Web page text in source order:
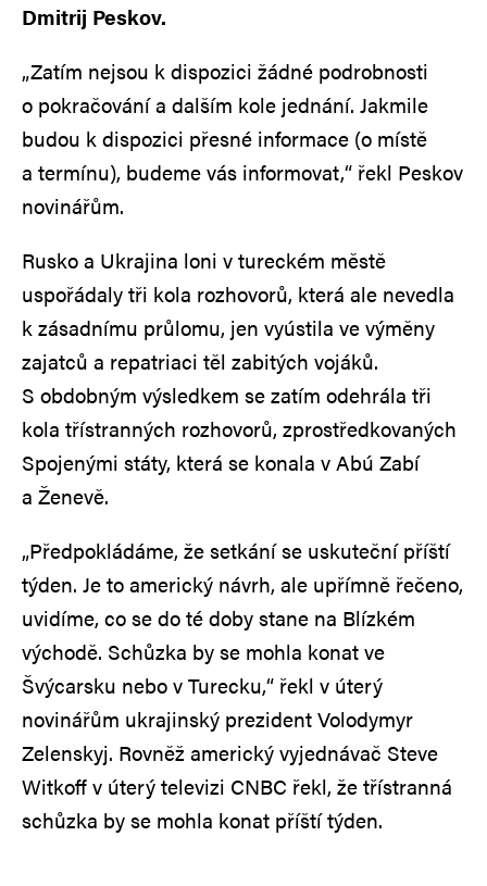
Dmitrij Peskov.
„Zatím nejsou k dispozici žádné podrobnosti
o pokračování a dalším kole jednání. Jakmile
budou k dispozici přesné informace (o místě
a termínu), budeme vás informovat,“ řekl Peskov
novinářům.
Rusko a Ukrajina loni v tureckém městě
uspořádaly tři kola rozhovorů, která ale nevedla
k zásadnímu průlomu, jen vyústila ve výměny
zajatců a repatriaci těl zabitých vojáků.
S obdobným výsledkem se zatím odehrála tři
kola třístranných rozhovorů, zprostředkovaných
Spojenými státy, která se konala v Abú Zabí
a Ženevě.
„Předpokládáme, že setkání se uskuteční příští
týden. Je to americký návrh, ale upřímně řečeno,
uvidíme, co se do té doby stane na Blízkém
východě. Schůzka by se mohla konat ve
Švýcarsku nebo v Turecku,“ řekl v úterý
novinářům ukrajinský prezident Volodymyr
Zelenskyj. Rovněž americký vyjednávač Steve
Witkoff v úterý televizi CNBC řekl, že třístranná
schůzka by se mohla konat příští týden.